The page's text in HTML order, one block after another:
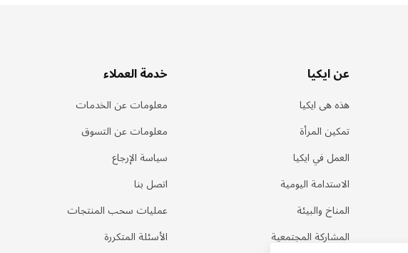
عن ايكيا
هذه هى ايكيا
تمكين المرأة
العمل في ايكيا
الاستدامة اليومية
المناخ والبيئة
المشاركة المجتمعية
خدمة العملاء
معلومات عن الخدمات
معلومات عن التسوق
سياسة الإرجاع
اتصل بنا
عمليات سحب المنتجات
الأسئلة المتكررة